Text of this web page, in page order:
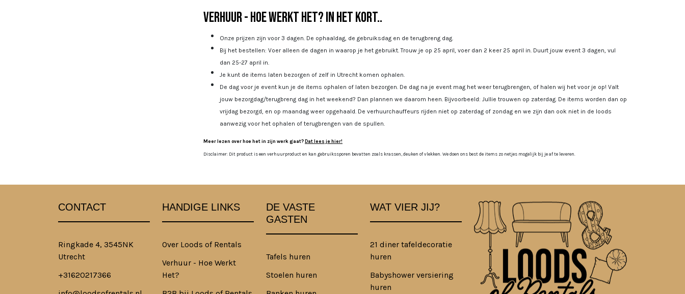
Verhuur - Hoe werkt het? In het kort..
Onze prijzen zijn voor 3 dagen. De ophaaldag, de gebruiksdag en de terugbreng dag.
Bij het bestellen: Voer alleen de dagen in waarop je het gebruikt. Trouw je op 25 april, voer dan 2 keer 25 april in. Duurt jouw event 3 dagen, vul
dan 25-27 april in.
Je kunt de items laten bezorgen of zelf in Utrecht komen ophalen.
De dag voor je event kun je de items ophalen of laten bezorgen. De dag na je event mag het weer terugbrengen, of halen wij het voor je op! Valt
jouw bezorgdag/terugbreng dag in het weekend? Dan plannen we daarom heen. Bijvoorbeeld: Jullie trouwen op zaterdag. De items worden dan op
vrijdag bezorgd, en op maandag weer opgehaald. De verhuurchauffeurs rijden niet op zaterdag of zondag en we zijn dan ook niet in de loods
aanwezig voor het ophalen of terugbrengen van de spullen.
Meer lezen over hoe het in zijn werk gaat?Dat lees je hier!
Disclaimer: Dit product is een verhuurproduct en kan gebruikssporen bevatten zoals krassen, deuken of vlekken. We doen ons best de items zo netjes mogelijk bij je af te leveren.
CONTACT
Ringkade 4, 3545NK
Utrecht
+31620217366
HANDIGE LINKS
Over Loods of Rentals
Verhuur - Hoe Werkt
Het?
DE VASTE
GASTEN
Tafels huren
Stoelen huren
WAT VIER JIJ?
21 diner tafeldecoratie
huren
Babyshower versiering
huren